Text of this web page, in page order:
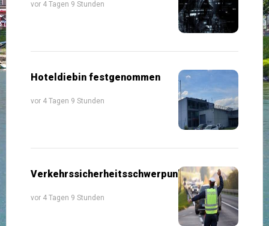
vor 4 Tagen 9 Stunden
Hoteldiebin festgenommen
vor 4 Tagen 9 Stunden
Verkehrssicherheitsschwerpunkte
vor 4 Tagen 9 Stunden